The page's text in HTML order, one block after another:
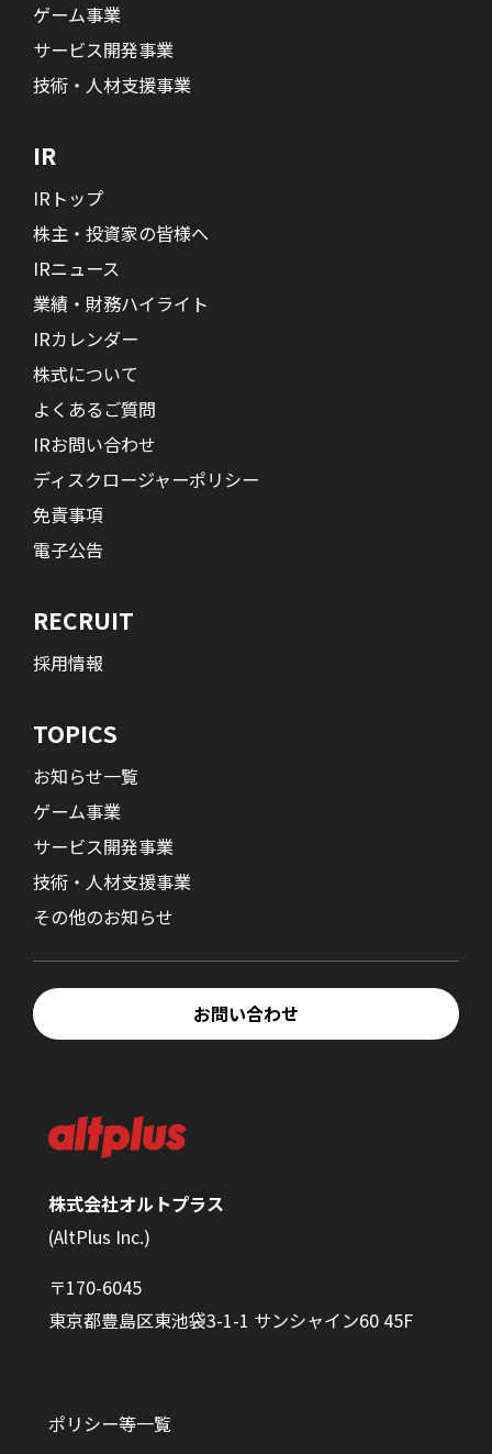
株式会社オルトプラス
(AltPlus Inc.)
〒170-6045
東京都豊島区東池袋3-1-1 サンシャイン60 45F
ポリシー等一覧
ゲーム事業
サービス開発事業
技術・人材支援事業
IR
IRトップ
株主・投資家の皆様へ
IRニュース
業績・財務ハイライト
IRカレンダー
株式について
よくあるご質問
IRお問い合わせ
ディスクロージャーポリシー
免責事項
電子公告
RECRUIT
採用情報
TOPICS
お知らせ一覧
ゲーム事業
サービス開発事業
技術・人材支援事業
その他のお知らせ
お問い合わせ